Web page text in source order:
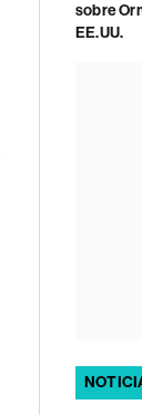
sobre
EE.UU.